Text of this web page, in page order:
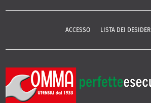
ACCESSO LISTA DEI DESIDERI